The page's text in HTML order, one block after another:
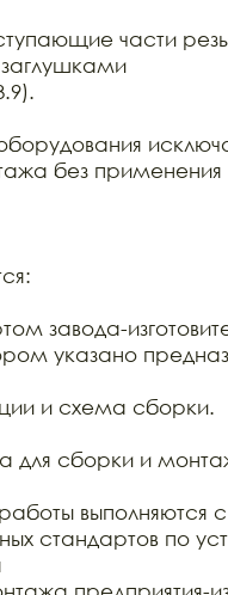
части
без
завода-
указано
и схема сборки.
для сборки и
выполняются
стандартов по